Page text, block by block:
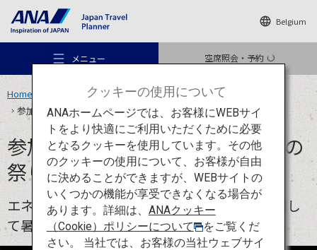
Belgium
メニュー 空席照会・予約
おすすめの旅
旅のアイデア
Home 旅のアイデア 特集
ANA OMATSURI TOURISM PROJECT
参加して盛り上がれる日本の夏の祭り9選
参加して盛り上がれる日本の夏の
祭り9選
エネルギー爆発！歌って踊って、夏祭りに参加し
て暑い日本の夏を乗り切ろう。
クッキーの使用について
ANAホームページでは、お客様にWEBサイ
トをより快適にご利用いただくために必要
となるクッキーを使用しています。その他
のクッキーの使用について、お客様が自由
に決めることができますが、WEBサイトの
いくつかの機能が享受できなくなる場合が
あります。詳細は、 ANAクッキー
（Cookie）ポリシーについて
をご覧くだ
さい。 当社では、お客様の当社ウェブサイ